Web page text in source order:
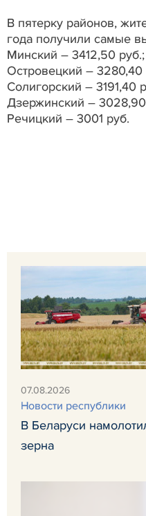
В пятерку районов,
года получили самые
Минский – 3412,50 руб.;
Островецкий – 3280,40
Солигорский – 3191,40
Дзержинский –
Речицкий – 3001 руб.
07.08.2026
Новости республики
В Беларуси
зерна